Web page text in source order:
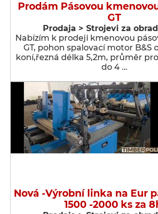
Prodám Pásovou
GT
Prodaja > Strojevi za
Nabízím k prodeji kmenovou
GT, pohon spalovací motor B&S
koní,řezná délka 5,2m, průměr
do 4 …
Nová -Výrobní linka na Eur
1500 -2000 ks za